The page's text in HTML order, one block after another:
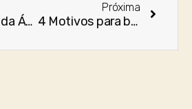
Dia Mundial da Água – 22 de Março
Próxima
4 Motivos para beber mais água